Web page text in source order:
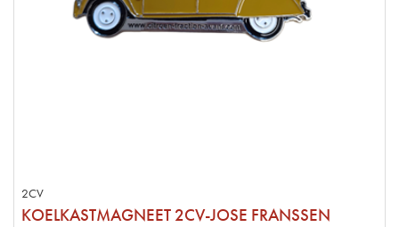
2CV
KOELKASTMAGNEET 2CV-JOSE FRANSSEN